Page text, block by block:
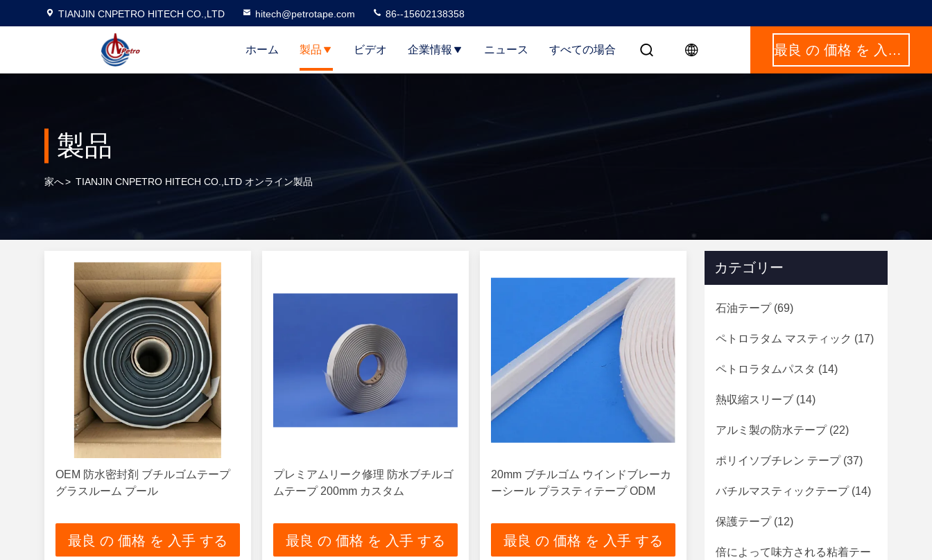
TIANJIN CNPETRO HITECH CO.,LTD hitech@petrotape.com 86--15602138358
ホーム 製品 ビデオ 企業情報 ニュース すべての場合 最良 の 価格 を 入手 する
製品
家へ> TIANJIN CNPETRO HITECH CO.,LTD オンライン製品
OEM 防水密封剤 ブチルゴムテープ
グラスルーム プール
最良 の 価格 を 入手 する
プレミアムリーク修理 防水ブチルゴ
ムテープ 200mm カスタム
最良 の 価格 を 入手 する
20mm ブチルゴム ウインドブレーカ
ーシール プラスティテープ ODM
最良 の 価格 を 入手 する
カテゴリー
石油テープ(69)
ペトロラタム マスティック (17)
ペトロラタムパスタ (14)
熱収縮スリーブ (14)
アルミ製の防水テープ(22)
ポリイソブチレン テープ(37)
バチルマスティックテープ(14)
保護テープ(12)
倍によって味方される粘着テー